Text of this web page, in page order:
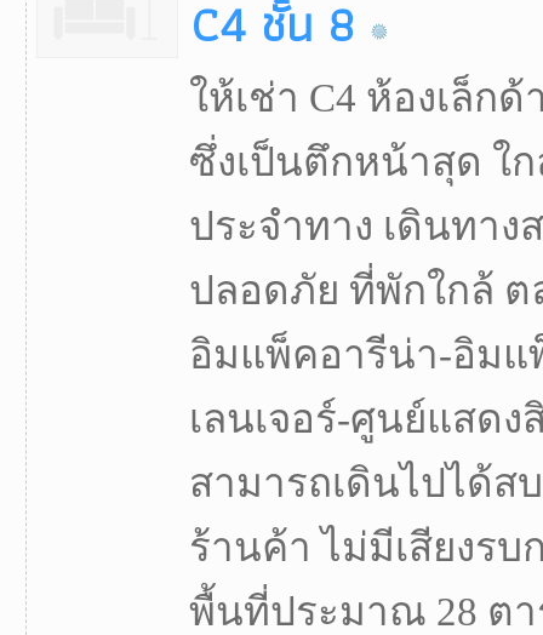
C4 ชั้น 8
ให้เช่า C4 ห้องเล็ก
ซึ่งเป็นตึกหน้าสุด ใ
ประจำทาง เดินทา
ปลอดภัย ที่พักใกล้
อิมแพ็คอารีน่า-อิม
เลนเจอร์-ศูนย์แสด
สามารถเดินไปได้ส
ร้านค้า ไม่มีเสียงรบ
พื้นที่ประมาณ 28 ตา